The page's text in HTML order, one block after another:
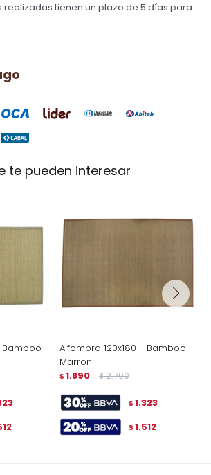
realizadas tienen un plazo de 5 días para
te pueden interesar
Bamboo
Alfombra 120x180 - Bamboo
Marron
$ 1.890 $ 2.700
$ 1.323
$ 1.512